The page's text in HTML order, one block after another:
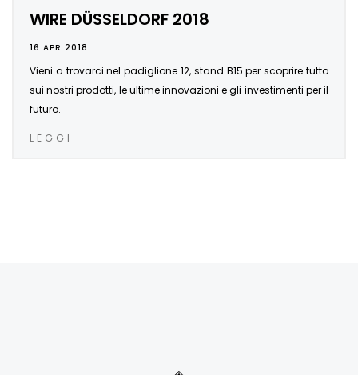
WIRE DÜSSELDORF 2018
16 APR 2018
Vieni a trovarci nel padiglione 12, stand B15 per scoprire tutto
sui nostri prodotti, le ultime innovazioni e gli investimenti per il
futuro.
LEGGI